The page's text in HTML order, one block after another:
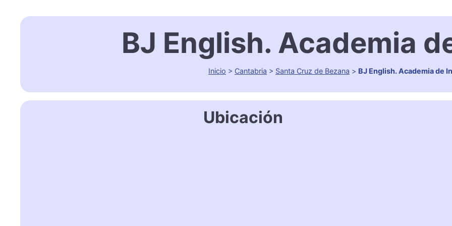
BJ English. Academia
Inicio > Cantabria > Santa Cruz de Bezana > BJ English. Academia de
Ubicación